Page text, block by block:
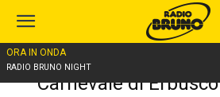
ORA IN ONDA
RADIO BRUNO NIGHT
Home Carnevale di Erbusco – Dal
Carnevale di